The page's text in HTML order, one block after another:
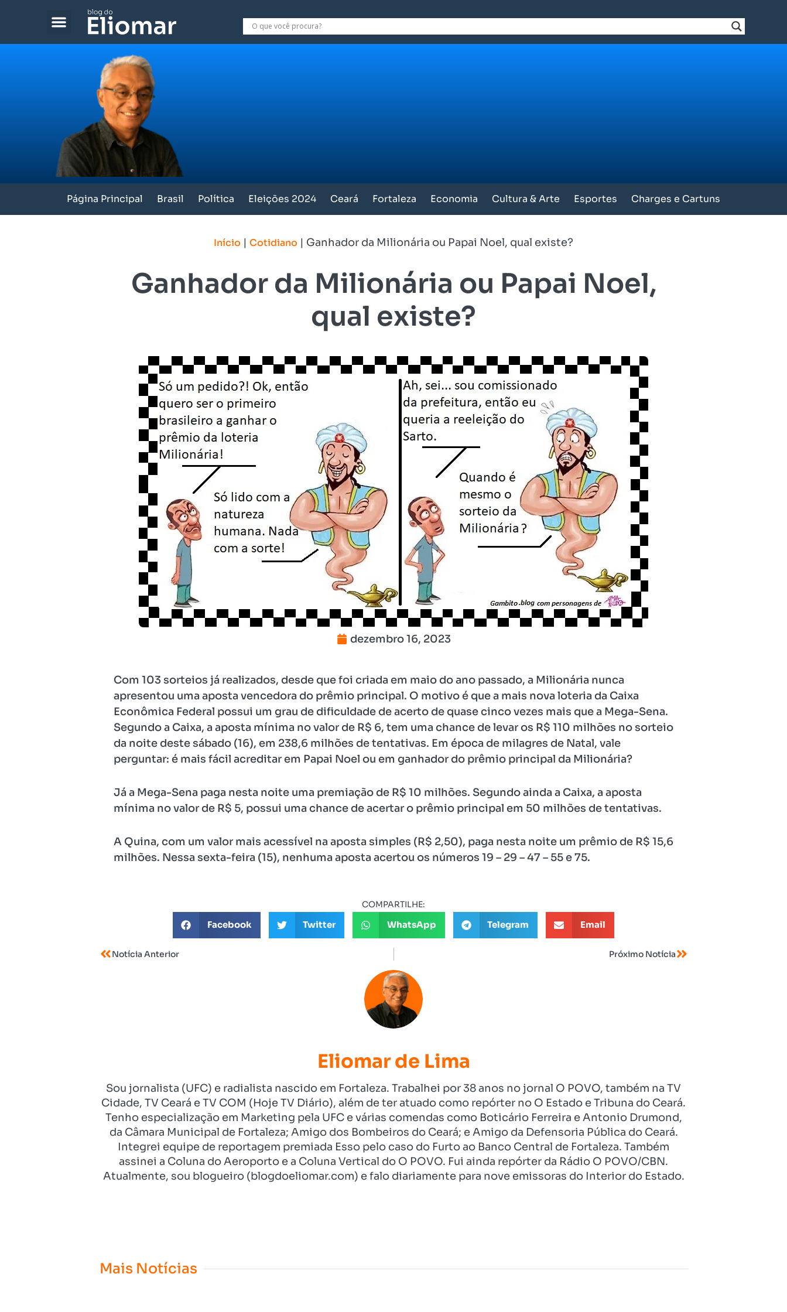
Página Principal Brasil Política Eleições 2024 Ceará Fortaleza Economia Cultura & Arte Esportes Charges e Cartuns
Início | Cotidiano | Ganhador da Milionária ou Papai Noel, qual existe?
Ganhador da Milionária ou Papai Noel,
qual existe?
dezembro 16, 2023
Com 103 sorteios já realizados, desde que foi criada em maio do ano passado, a Milionária nunca
apresentou uma aposta vencedora do prêmio principal. O motivo é que a mais nova loteria da Caixa
Econômica Federal possui um grau de dificuldade de acerto de quase cinco vezes mais que a Mega-Sena.
Segundo a Caixa, a aposta mínima no valor de R$ 6, tem uma chance de levar os R$ 110 milhões no sorteio
da noite deste sábado (16), em 238,6 milhões de tentativas. Em época de milagres de Natal, vale
perguntar: é mais fácil acreditar em Papai Noel ou em ganhador do prêmio principal da Milionária?
Já a Mega-Sena paga nesta noite uma premiação de R$ 10 milhões. Segundo ainda a Caixa, a aposta
mínima no valor de R$ 5, possui uma chance de acertar o prêmio principal em 50 milhões de tentativas.
A Quina, com um valor mais acessível na aposta simples (R$ 2,50), paga nesta noite um prêmio de R$ 15,6
milhões. Nessa sexta-feira (15), nenhuma aposta acertou os números 19 – 29 – 47 – 55 e 75.
COMPARTILHE:
Facebook Twitter WhatsApp Telegram Email
Notícia Anterior Próximo Notícia
Eliomar de Lima
Sou jornalista (UFC) e radialista nascido em Fortaleza. Trabalhei por 38 anos no jornal O POVO, também na TV
Cidade, TV Ceará e TV COM (Hoje TV Diário), além de ter atuado como repórter no O Estado e Tribuna do Ceará.
Tenho especialização em Marketing pela UFC e várias comendas como Boticário Ferreira e Antonio Drumond,
da Câmara Municipal de Fortaleza; Amigo dos Bombeiros do Ceará; e Amigo da Defensoria Pública do Ceará.
Integrei equipe de reportagem premiada Esso pelo caso do Furto ao Banco Central de Fortaleza. Também
assinei a Coluna do Aeroporto e a Coluna Vertical do O POVO. Fui ainda repórter da Rádio O POVO/CBN.
Atualmente, sou blogueiro (blogdoeliomar.com) e falo diariamente para nove emissoras do Interior do Estado.
Mais Notícias